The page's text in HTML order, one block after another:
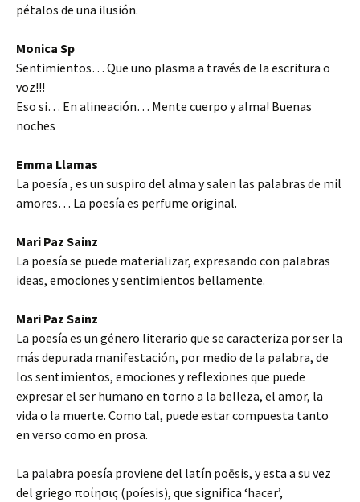
pétalos de una ilusión.
Monica Sp
Sentimientos… Que uno plasma a través de la escritura o
voz!!!
Eso si… En alineación… Mente cuerpo y alma! Buenas
noches
Emma Llamas
La poesía , es un suspiro del alma y salen las palabras de mil
amores… La poesía es perfume original.
Mari Paz Sainz
La poesía se puede materializar, expresando con palabras
ideas, emociones y sentimientos bellamente.
Mari Paz Sainz
La poesía es un género literario que se caracteriza por ser la
más depurada manifestación, por medio de la palabra, de
los sentimientos, emociones y reflexiones que puede
expresar el ser humano en torno a la belleza, el amor, la
vida o la muerte. Como tal, puede estar compuesta tanto
en verso como en prosa.
La palabra poesía proviene del latín poēsis, y esta a su vez
del griego ποίησις (poíesis), que significa ‘hacer’,